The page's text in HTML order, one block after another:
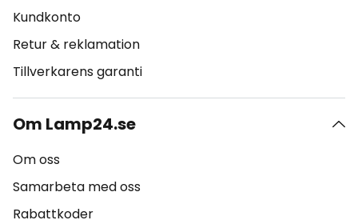
Kundkonto
Retur & reklamation
Tillverkarens garanti
Om Lamp24.se
Om oss
Samarbeta med oss
Rabattkoder